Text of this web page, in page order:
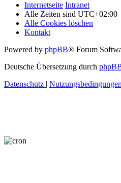
Internetseite Intranet
Alle Zeiten sind UTC+02:00
Alle Cookies löschen
Kontakt
Powered by phpBB® Forum
Deutsche Übersetzung durch
Datenschutz | Nutzungsbedingungen